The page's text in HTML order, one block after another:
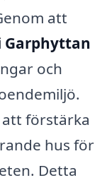
att
Garphyttan
och
förstärka
hus för
Detta